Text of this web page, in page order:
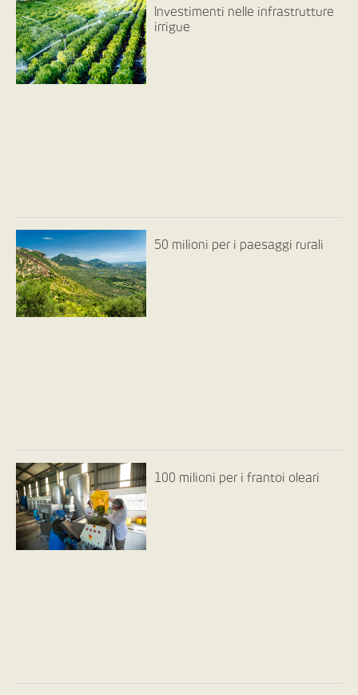
Investimenti nelle infrastrutture
irrigue
50 milioni per i paesaggi rurali
100 milioni per i frantoi oleari